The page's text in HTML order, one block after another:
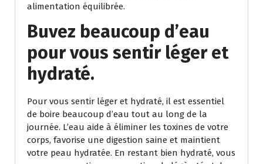
alimentation équilibrée.
Buvez beaucoup d’eau
pour vous sentir léger et
hydraté.
Pour vous sentir léger et hydraté, il est essentiel
de boire beaucoup d’eau tout au long de la
journée. L’eau aide à éliminer les toxines de votre
corps, favorise une digestion saine et maintient
votre peau hydratée. En restant bien hydraté, vous